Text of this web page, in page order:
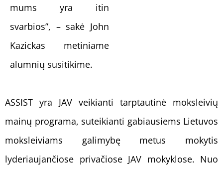
mums yra itin
svarbios”, – sakė John
Kazickas metiniame
alumnių susitikime.
ASSIST yra JAV veikianti tarptautinė moksleivių
mainų programa, suteikianti gabiausiems Lietuvos
moksleiviams galimybę metus mokytis
lyderiaujančiose privačiose JAV mokyklose. Nuo